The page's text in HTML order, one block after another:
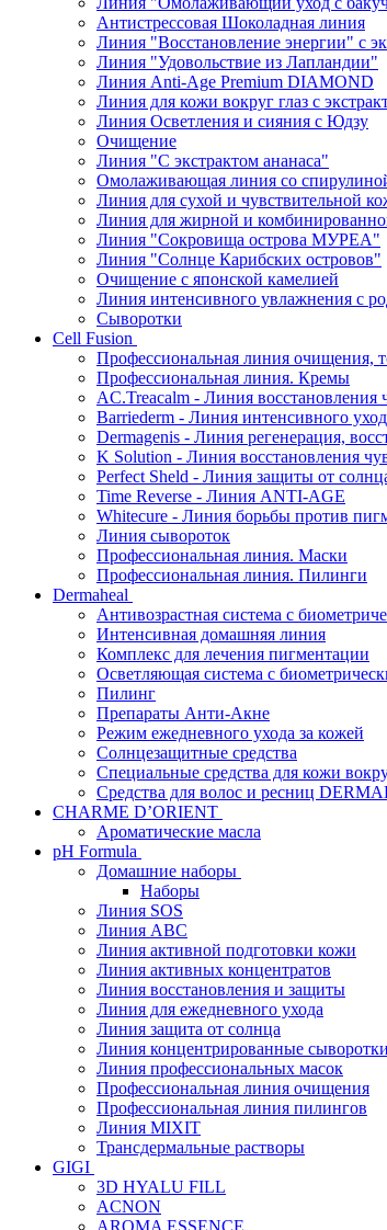
Антистрессовая Шоколадная линия
Линия "Восстановление энергии" с
Линия "Удовольствие из Лапландии"
Линия Anti-Age Premium DIAMOND
Линия для кожи вокруг глаз с
Линия Осветления и сияния с Юдзу
Очищение
Линия "С экстрактом ананаса"
Омолаживающая линия со
Линия для сухой и чувствительной
Линия для жирной и
Линия "Сокровища острова МУРЕА"
Линия "Солнце Карибских островов"
Очищение с японской камелией
Линия интенсивного увлажнения с
Сыворотки
Cell Fusion
Профессиональная линия очищения,
Профессиональная линия. Кремы
AC.Treacalm - Линия
Barriederm - Линия интенсивного
Dermagenis - Линия регенерация,
K Solution - Линия восстановления
Perfect Sheld - Линия защиты от
Time Reverse - Линия ANTI-AGE
Whitecure - Линия борьбы против
Линия сывороток
Профессиональная линия. Маски
Профессиональная линия. Пилинги
Dermaheal
Антивозрастная система с
Интенсивная домашняя линия
Комплекс для лечения пигментации
Осветляющая система с
Пилинг
Препараты Анти-Акне
Режим ежедневного ухода за кожей
Солнцезащитные средства
Специальные средства для кожи
Средства для волос и ресниц
CHARME D’ORIENT
Ароматические масла
pH Formula
Домашние наборы
Наборы
Линия SOS
Линия АВС
Линия активной подготовки кожи
Линия активных концентратов
Линия восстановления и защиты
Линия для ежедневного ухода
Линия защита от солнца
Линия концентрированные сыворотки
Линия профессиональных масок
Профессиональная линия очищения
Профессиональная линия пилингов
Линия MIXIT
Трансдермальные растворы
GIGI
3D HYALU FILL
ACNON
AROMA ESSENCE